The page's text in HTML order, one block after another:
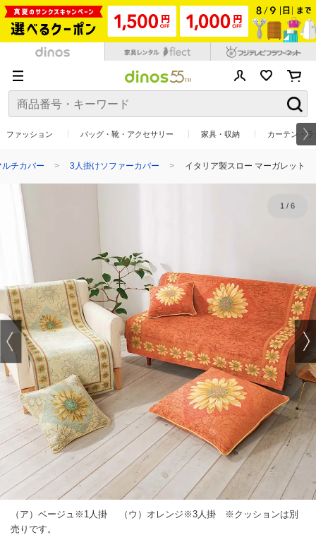
ファッション バッグ・靴・アクセサリー 家具・収納 カーテン・
チカバー 3人掛けソファーカバー イタリア製スロー マーガレット
（ア）ベージュ※1人掛 （ウ）オレンジ※3人掛 ※クッションは別
売りです。
1/ 6